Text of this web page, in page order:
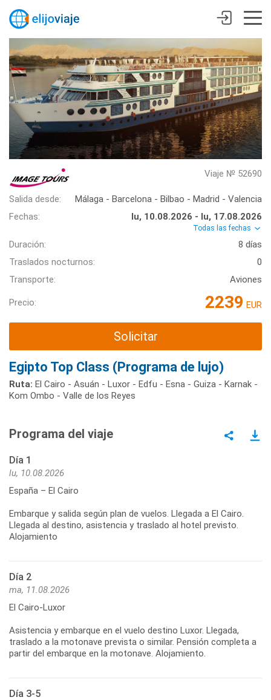
Viaje № 52690
Salida desde:
Málaga - Barcelona - Bilbao - Madrid - Valencia
Fechas:
lu, 10.08.2026 - lu, 17.08.2026
Todas las fechas
Duración:
8 días
Traslados nocturnos:
0
Transporte:
Aviones
Precio: 2239 EUR
Solicitar
Egipto Top Class (Programa de lujo)
Ruta: El Cairo - Asuán - Luxor - Edfu - Esna - Guiza - Karnak -
Kom Ombo - Valle de los Reyes
Programa del viaje
Día 1
lu, 10.08.2026
España – El Cairo
Embarque y salida según plan de vuelos. Llegada a El Cairo.
Llegada al destino, asistencia y traslado al hotel previsto.
Alojamiento
Día 2
ma, 11.08.2026
El Cairo-Luxor
Asistencia y embarque en el vuelo destino Luxor. Llegada,
traslado a la motonave prevista o similar. Pensión completa a
partir del embarque en la motonave. Alojamiento.
Día 3-5